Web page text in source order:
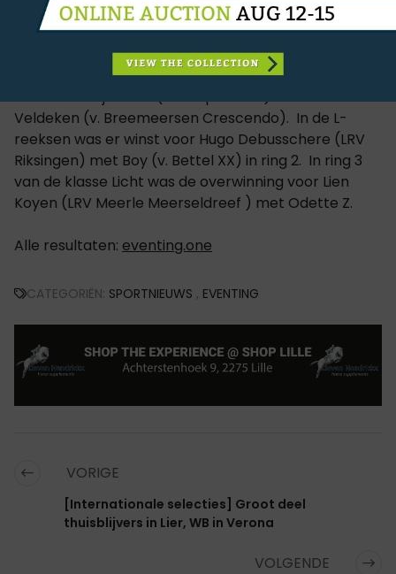
In de klasse Midden ging de zege naar Bram Brans
(LRV Lommel) met de Elvis Ter Putte-zoon, Rambo
van de Trepkes. Sofie Clompen reed Untouchable
Star G Z (v. Untouchable) naar de tweede plaats,
Veldeken (v. Breemeersen Crescendo). In de L-
reeksen was er winst voor Hugo Debusschere (LRV
Riksingen) met Boy (v. Bettel XX) in ring 2. In ring 3
van de klasse Licht was de overwinning voor Lien
Koyen (LRV Meerle Meerseldreef ) met Odette Z.
Alle resultaten: eventing.one
CATEGORIËN: SPORTNIEUWS , EVENTING
VORIGE
[Internationale selecties] Groot deel
thuisblijvers in Lier, WB in Verona
VOLGENDE